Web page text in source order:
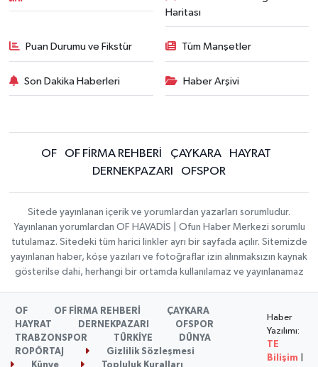
Haritası
Puan Durumu ve Fikstür Tüm Manşetler
Son Dakika Haberleri Haber Arşivi
OF OF FİRMA REHBERİ ÇAYKARA
HAYRAT
DERNEKPAZARI
OFSPOR
Sitede yayınlanan içerik ve yorumlardan yazarları sorumludur.
Yayınlanan yorumlardan OF HAVADİS | Ofun Haber Merkezi sorumlu
tutulamaz. Sitedeki tüm harici linkler ayrı bir sayfada açılır. Sitemizde
yayınlanan haber, köşe yazıları ve fotoğraflar izin alınmaksızın kaynak
gösterilse dahi, herhangi bir ortamda kullanılamaz ve yayınlanamaz
OF OF FİRMA REHBERİ
ÇAYKARA
HAYRAT
DERNEKPAZARI
OFSPOR
TRABZONSPOR
TÜRKİYE
DÜNYA
ROPÖRTAJ
Gizlilik Sözleşmesi
Haber
Yazılımı:
TE
Bilişim